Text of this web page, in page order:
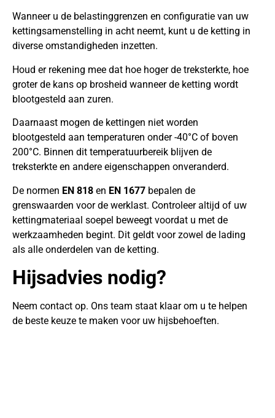
Wanneer u de belastinggrenzen en configuratie van uw
kettingsamenstelling in acht neemt, kunt u de ketting in
diverse omstandigheden inzetten.
Houd er rekening mee dat hoe hoger de treksterkte, hoe
groter de kans op brosheid wanneer de ketting wordt
blootgesteld aan zuren.
Daarnaast mogen de kettingen niet worden
blootgesteld aan temperaturen onder -40°C of boven
200°C. Binnen dit temperatuurbereik blijven de
treksterkte en andere eigenschappen onveranderd.
De normen EN 818 en EN 1677 bepalen de
grenswaarden voor de werklast. Controleer altijd of uw
kettingmateriaal soepel beweegt voordat u met de
werkzaamheden begint. Dit geldt voor zowel de lading
als alle onderdelen van de ketting.
Hijsadvies nodig?
Neem contact op. Ons team staat klaar om u te helpen
de beste keuze te maken voor uw hijsbehoeften.